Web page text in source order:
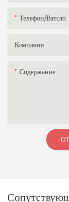
Телефон/ватсап
Компания
Содержание